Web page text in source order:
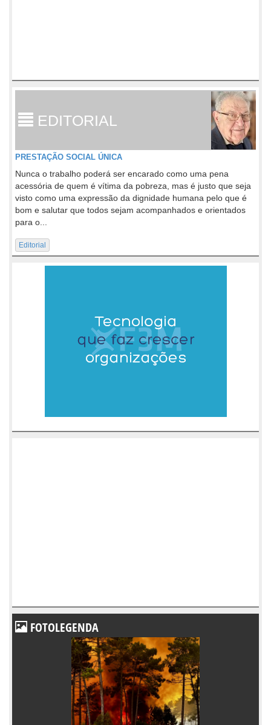
EDITORIAL
PRESTAÇÃO SOCIAL ÚNICA
Nunca o trabalho poderá ser encarado como uma pena
acessória de quem é vítima da pobreza, mas é justo que seja
visto como uma expressão da dignidade humana pelo que é
bom e salutar que todos sejam acompanhados e orientados
para o...
Editorial
FOTOLEGENDA